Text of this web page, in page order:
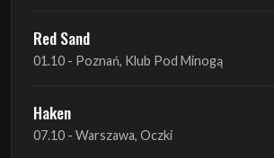
Haken
Heretoir + Unreqvited + Nidare